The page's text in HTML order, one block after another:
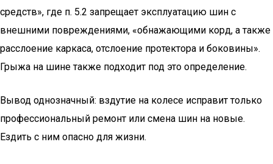
средств», где п. 5.2 запрещает эксплуатацию шин с
внешними повреждениями, «обнажающими корд, а также
расслоение каркаса, отслоение протектора и боковины».
Грыжа на шине также подходит под это определение.
Вывод однозначный: вздутие на колесе исправит только
профессиональный ремонт или смена шин на новые.
Ездить с ним опасно для жизни.